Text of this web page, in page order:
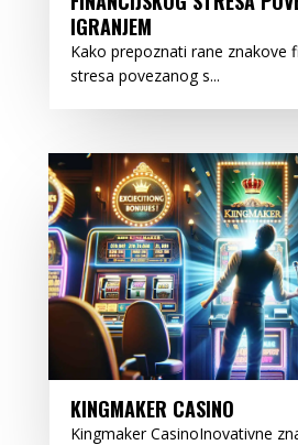
IGRANJEM
Kako prepoznati rane znakove
stresa povezanog s...
KINGMAKER CASINO
Kingmaker CasinoInovativne